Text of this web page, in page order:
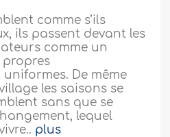
comme s’ils
ils passent devant les
comme un
De même
les saisons se
sans que se
lequel
plus